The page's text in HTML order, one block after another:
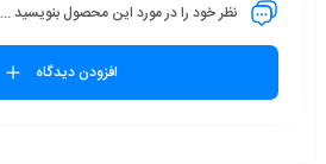
نظر خود را در مورد این محصول بنویسید ...
افزودن دیدگاه